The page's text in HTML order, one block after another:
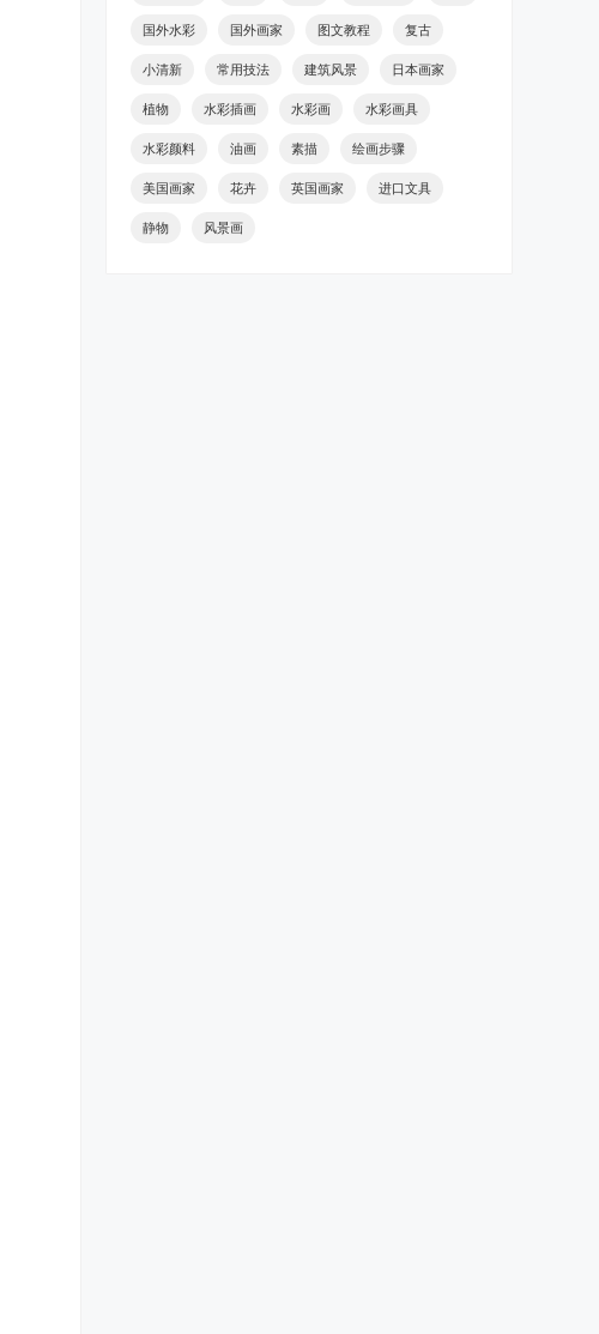
国外水彩 国外画家 图文教程 复古
小清新 常用技法 建筑风景 日本画家
植物 水彩插画 水彩画 水彩画具
水彩颜料 油画 素描 绘画步骤
美国画家 花卉 英国画家 进口文具
静物 风景画